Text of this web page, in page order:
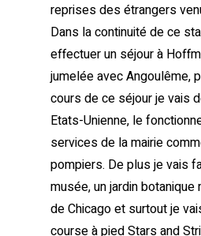
reprises des étrangers
Dans la continuité de ce
effectuer un séjour à
jumelée avec Angoulême,
cours de ce séjour je vais
Etats-Unienne, le
services de la mairie
pompiers. De plus je vais
musée, un jardin
de Chicago et surtout je
course à pied Stars and